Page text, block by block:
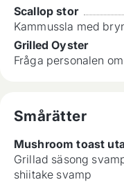
Scallop stor
Kammussla med
Grilled Oyster
Fråga personalen
Smårätter
Mushroom toast
Grillad säsong
shiitake svamp